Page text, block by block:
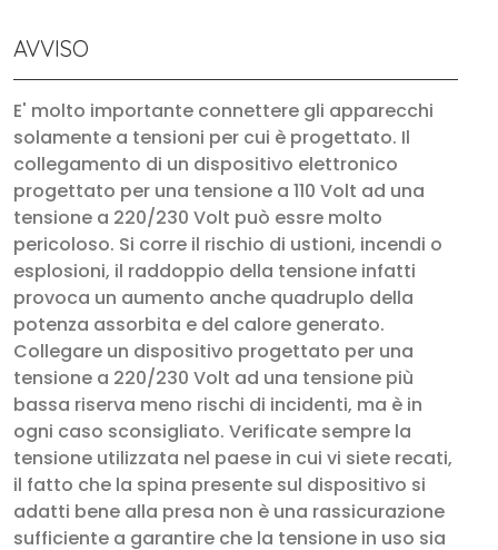
AVVISO
E' molto importante connettere gli apparecchi
solamente a tensioni per cui è progettato. Il
collegamento di un dispositivo elettronico
progettato per una tensione a 110 Volt ad una
tensione a 220/230 Volt può essre molto
pericoloso. Si corre il rischio di ustioni, incendi o
esplosioni, il raddoppio della tensione infatti
provoca un aumento anche quadruplo della
potenza assorbita e del calore generato.
Collegare un dispositivo progettato per una
tensione a 220/230 Volt ad una tensione più
bassa riserva meno rischi di incidenti, ma è in
ogni caso sconsigliato. Verificate sempre la
tensione utilizzata nel paese in cui vi siete recati,
il fatto che la spina presente sul dispositivo si
adatti bene alla presa non è una rassicurazione
sufficiente a garantire che la tensione in uso sia